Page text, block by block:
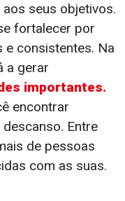
seus objetivos.
fortalecer por
e consistentes. Na
a gerar
importantes.
encontrar
Entre
de pessoas
com as suas.